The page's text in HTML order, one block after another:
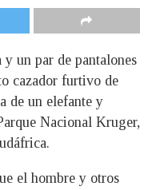
y un par de pantalones
cazador furtivo de
de un elefante y
Nacional Kruger,
el hombre y otros